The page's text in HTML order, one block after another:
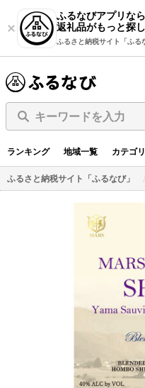
ふるなびアプリなら
返礼品がもっと探
ふるさと納税サイト「ふる
キーワードを入力
ランキング 地域一覧 カテゴリ
ふるさと納税サイト「ふるなび」